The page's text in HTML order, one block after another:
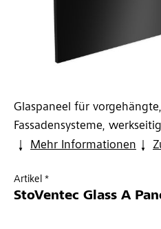
Glaspaneel für
Fassadensysteme,
Mehr Informationen
Artikel *
StoVentec Glass A